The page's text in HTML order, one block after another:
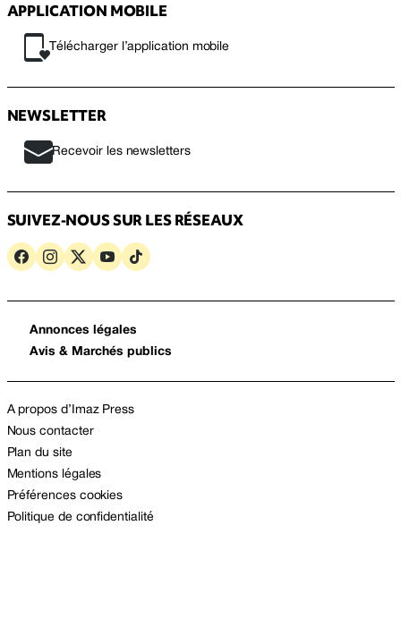
APPLICATION MOBILE
Télécharger l’application mobile
NEWSLETTER
Recevoir les newsletters
SUIVEZ-NOUS SUR LES RÉSEAUX
Annonces légales
Avis & Marchés publics
A propos d’Imaz Press
Nous contacter
Plan du site
Mentions légales
Préférences cookies
Politique de confidentialité